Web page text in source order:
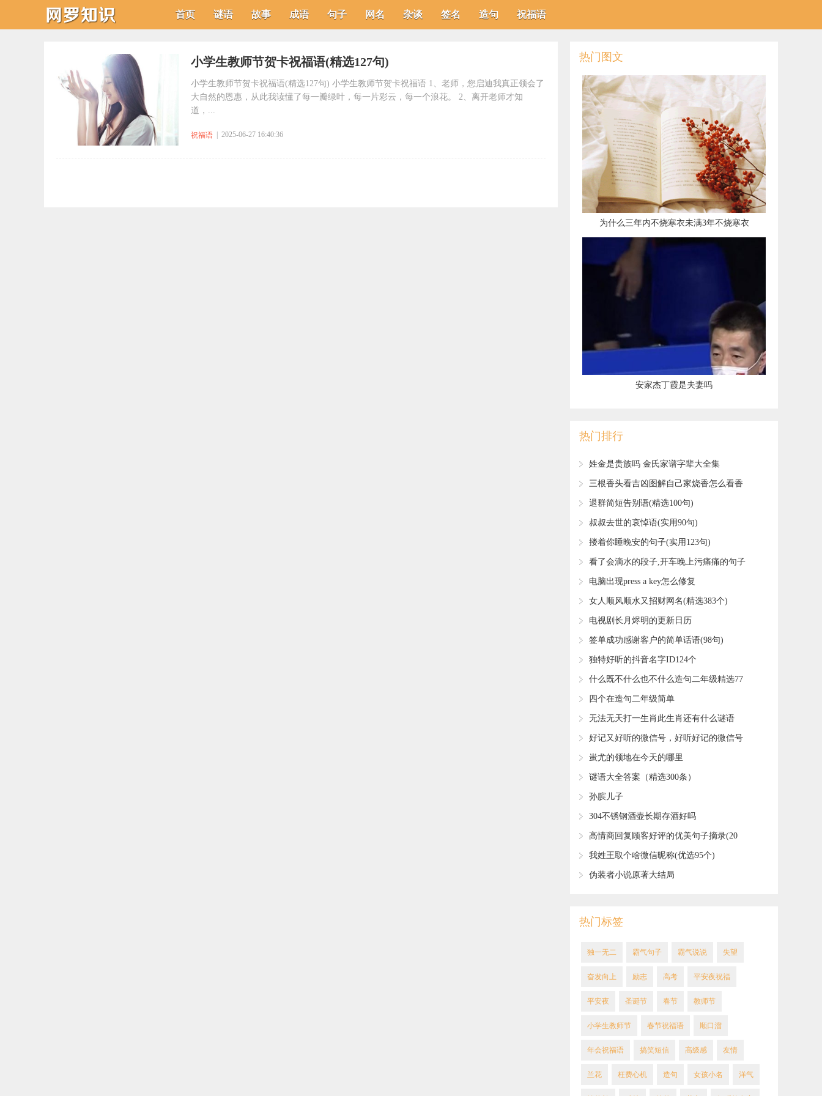
首页 谜语 故事 成语 句子 网名 杂谈 签名 造句 祝福语
小学生教师节贺卡祝福语(精选127句)
小学生教师节贺卡祝福语(精选127句) 小学生教师节贺卡祝福语 1、老师，您启迪我真正领会了
大自然的恩惠，从此我读懂了每一瓣绿叶，每一片彩云，每一个浪花。 2、离开老师才知
道，...
祝福语 | 2025-06-27 16:40:36
热门图文
​为什么三年内不烧寒衣未满3年不烧寒衣
​安家杰丁霞是夫妻吗
热门排行
​姓金是贵族吗 金氏家谱字辈大全集
​三根香头看吉凶图解自己家烧香怎么看香
火
​退群简短告别语(精选100句)
​叔叔去世的哀悼语(实用90句)
​搂着你睡晚安的句子(实用123句)
​看了会滴水的段子,开车晚上污痛痛的句子
(共32句)
​电脑出现press a key怎么修复
​女人顺风顺水又招财网名(精选383个)
​电视剧长月烬明的更新日历
​签单成功感谢客户的简单话语(98句)
​独特好听的抖音名字ID124个
​什么既不什么也不什么造句二年级精选77
句
​四个在造句二年级简单
​无法无天打一生肖此生肖还有什么谜语
​好记又好听的微信号，好听好记的微信号
220例(139个)
​蚩尤的领地在今天的哪里
​谜语大全答案（精选300条）
​孙膑儿子
​304不锈钢酒壶长期存酒好吗
​高情商回复顾客好评的优美句子摘录(20
句)
​我姓王取个啥微信昵称(优选95个)
​伪装者小说原著大结局
热门标签
​独一无二 霸气句子 ​霸气说说 失望
​奋发向上 励志 高考 平安夜祝福
平安夜 圣诞节 春节 教师节
小学生教师节 春节祝福语 顺口溜
年会祝福语 搞笑短信 高级感 友情
​兰花 ​枉费心机 造句 ​女孩小名 洋气